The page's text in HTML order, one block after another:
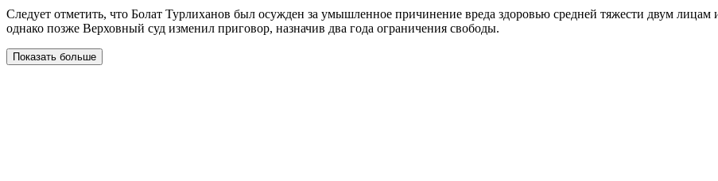
Следует отметить, что Болат Турлиханов был осужден за умышленное причинение вреда здоровью средней тяжести двум
однако позже Верховный суд изменил приговор, назначив два года ограничения свободы.
Показать больше